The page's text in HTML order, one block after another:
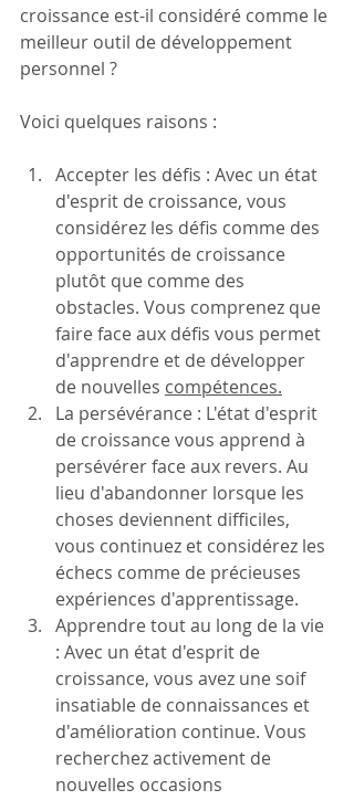
croissance est-il considéré comme le
meilleur outil de développement
personnel ?
Voici quelques raisons :
Accepter les défis : Avec un état
d'esprit de croissance, vous
considérez les défis comme des
opportunités de croissance
plutôt que comme des
obstacles. Vous comprenez que
faire face aux défis vous permet
d'apprendre et de développer
de nouvelles compétences.
La persévérance : L'état d'esprit
de croissance vous apprend à
persévérer face aux revers. Au
lieu d'abandonner lorsque les
choses deviennent difficiles,
vous continuez et considérez les
échecs comme de précieuses
expériences d'apprentissage.
Apprendre tout au long de la vie
: Avec un état d'esprit de
croissance, vous avez une soif
insatiable de connaissances et
d'amélioration continue. Vous
recherchez activement de
nouvelles occasions